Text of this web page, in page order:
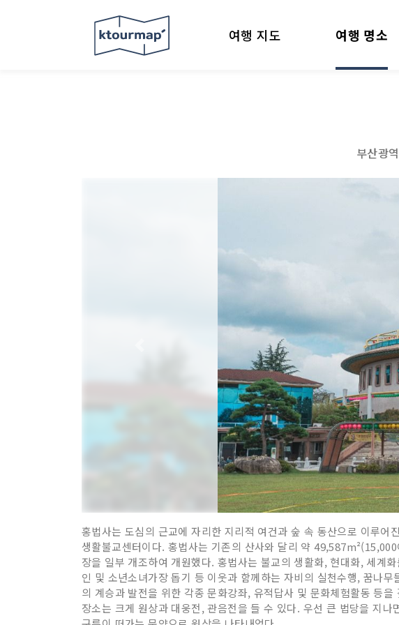
여행 지도 여행 명소
부산광
홍법사는 도심의 근교에 자리한 지리적 여건과 숲 속 동산으로 이루
생활불교센터이다. 홍법사는 기존의 산사와 달리 약
장을 일부 개조하여 개원했다. 홍법사는 불교의 생활화, 현대화, 세계
인 및 소년소녀가장 돕기 등 이웃과 함께하는 자비의 실천수행, 꿈나
의 계승과 발전을 위한 각종 문화강좌, 유적답사 및 문화체험활동 등
장소는 크게 원상과 대웅전, 관음전을 들 수 있다. 우선 큰 법당을 지